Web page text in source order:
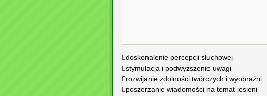
doskonalenie percepcji słuchowej
stymulacja i podwyższenie uwagi
rozwijanie zdolności twórczych i wyobraźni
poszerzanie wiadomości na temat jesieni